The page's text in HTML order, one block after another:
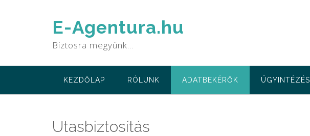
E-Agentura.hu
Biztosra megyünk…
KEZDŐLAP RÓLUNK ADATBEKÉRŐK ÜGYINTÉZÉS
Utasbiztosítás